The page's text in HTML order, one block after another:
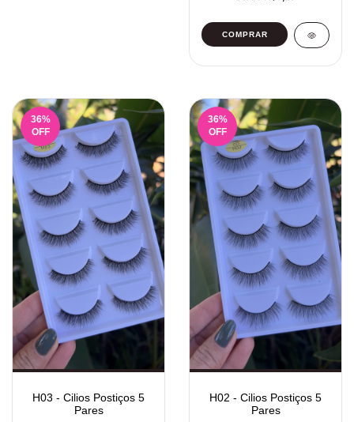
36%
OFF
H03 - Cilios Postiços 5
Pares
36%
OFF
H02 - Cilios Postiços 5
Pares